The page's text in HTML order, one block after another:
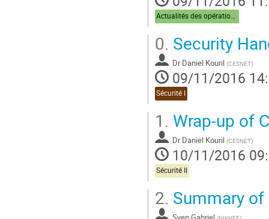
Actualités des opérations
0. Security
Dr Daniel Kouril (CESNET)
09/11/2016
Sécurité I
1. Wrap-up of
Dr Daniel Kouril (CESNET)
10/11/2016
Sécurité II
2. Summary